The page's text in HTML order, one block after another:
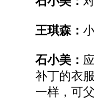
王琪森：
石小美：
补丁的衣
一样，可